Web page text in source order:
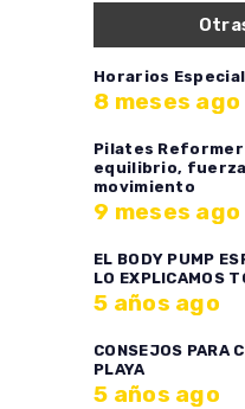
Horarios
8 meses ago
Pilates
equilibrio,
movimiento
9 meses ago
EL BODY PUMP
LO EXPLICAMOS
5 años ago
CONSEJOS PARA
PLAYA
5 años ago